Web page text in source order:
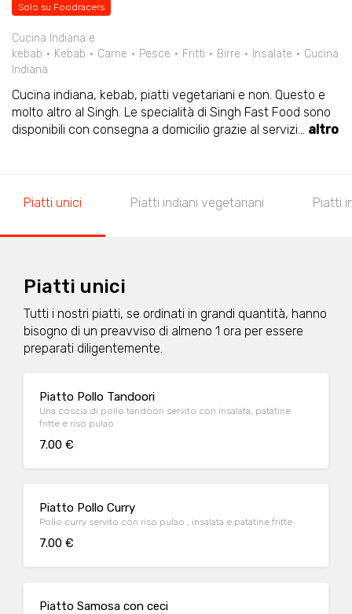
Solo su Foodracers
Cucina Indiana e
kebab
Kebab Carne Pesce Fritti Birre Insalate
Cucina
Indiana
Cucina indiana, kebab, piatti vegetariani e non. Questo e
molto altro al Singh. Le specialità di Singh Fast Food sono
disponibili con consegna a domicilio grazie al servizi... altro
Piatti unici Piatti indiani vegetariani Piatti
Piatti unici
Tutti i nostri piatti, se ordinati in grandi quantità, hanno
bisogno di un preavviso di almeno 1 ora per essere
preparati diligentemente.
Piatto Pollo Tandoori
Una coscia di pollo tandoori servito con insalata, patatine
fritte e riso pulao
7.00 €
Piatto Pollo Curry
Pollo curry servito con riso pulao , insalata e patatine fritte
7.00 €
Piatto Samosa con ceci